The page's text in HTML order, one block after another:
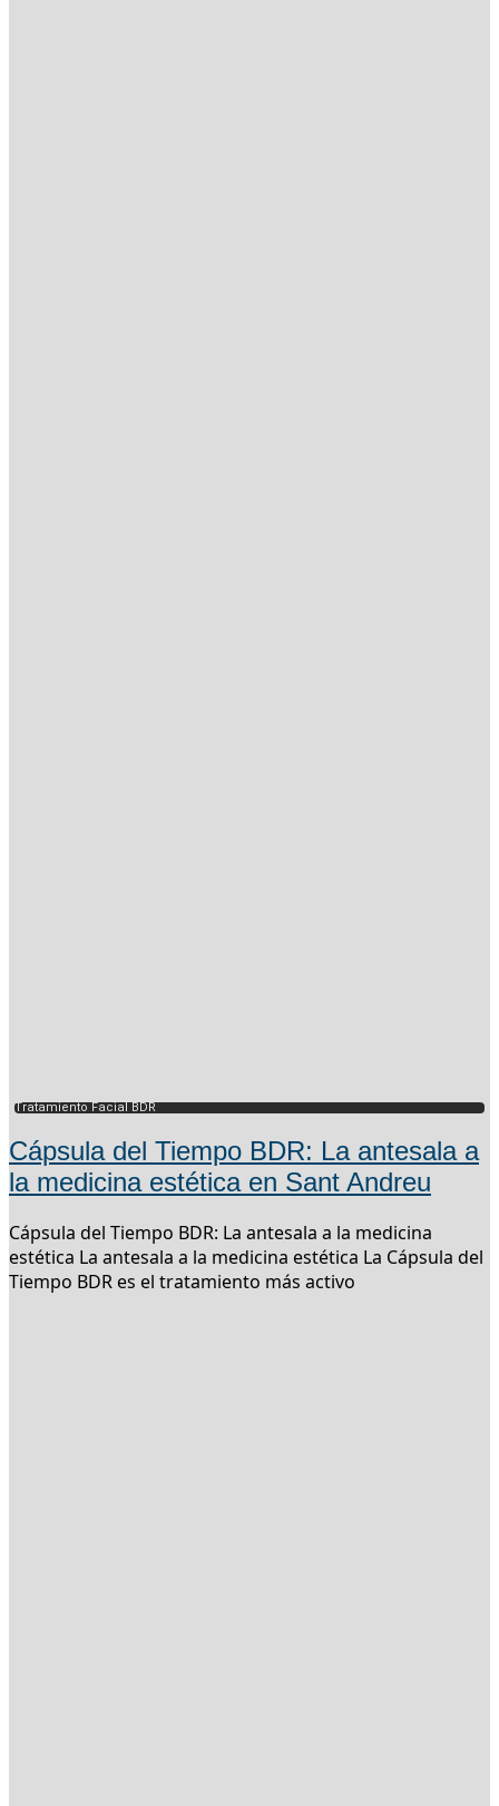
Tratamiento Facial BDR
Cápsula del Tiempo BDR: La antesala a
la medicina estética en Sant Andreu
Cápsula del Tiempo BDR: La antesala a la medicina
estética La antesala a la medicina estética La Cápsula del
Tiempo BDR es el tratamiento más activo